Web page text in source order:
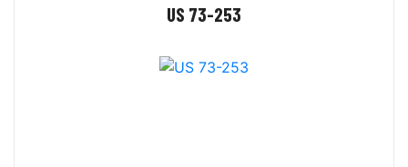
US 73-253